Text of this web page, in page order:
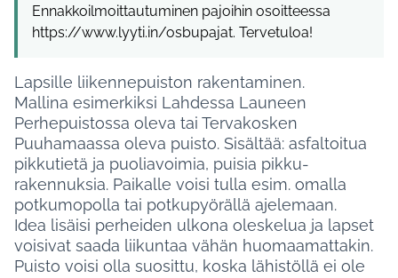
Ennakkoilmoittautuminen pajoihin osoitteessa
https://www.lyyti.in/osbupajat. Tervetuloa!
Lapsille liikennepuiston rakentaminen.
Mallina esimerkiksi Lahdessa Launeen
Perhepuistossa oleva tai Tervakosken
Puuhamaassa oleva puisto. Sisältää: asfaltoitua
pikkutietä ja puoliavoimia, puisia pikku-
rakennuksia. Paikalle voisi tulla esim. omalla
potkumopolla tai potkupyörällä ajelemaan.
Idea lisäisi perheiden ulkona oleskelua ja lapset
voisivat saada liikuntaa vähän huomaamattakin.
Puisto voisi olla suosittu, koska lähistöllä ei ole